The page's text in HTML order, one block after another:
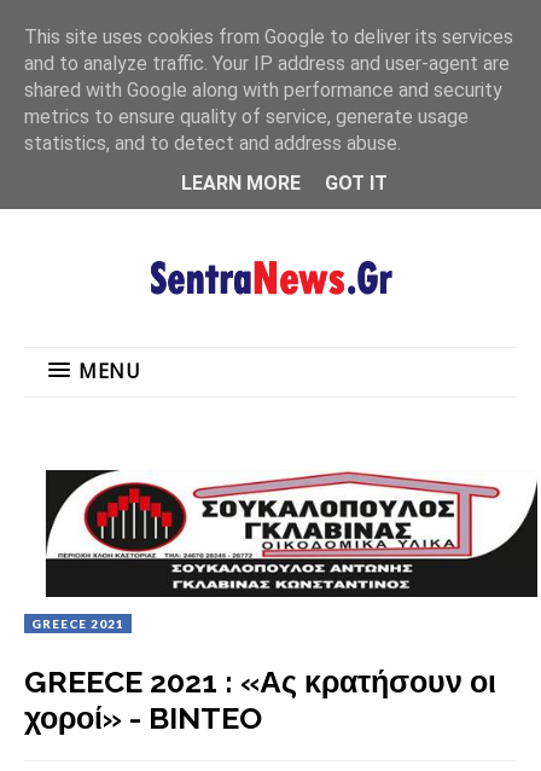
MENU
MENU
GREECE 2021
GREECE 2021 : «Ας κρατήσουν οι
χοροί» - BINTEO
This site uses cookies from Google to deliver its services
and to analyze traffic. Your IP address and user-agent are
shared with Google along with performance and security
metrics to ensure quality of service, generate usage
statistics, and to detect and address abuse.
LEARN MORE
GOT IT